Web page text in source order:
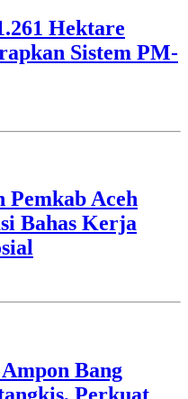
Hektare
Sistem PM-
Pemkab Aceh
Bahas Kerja
Bang
Perkuat